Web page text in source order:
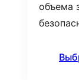
объема